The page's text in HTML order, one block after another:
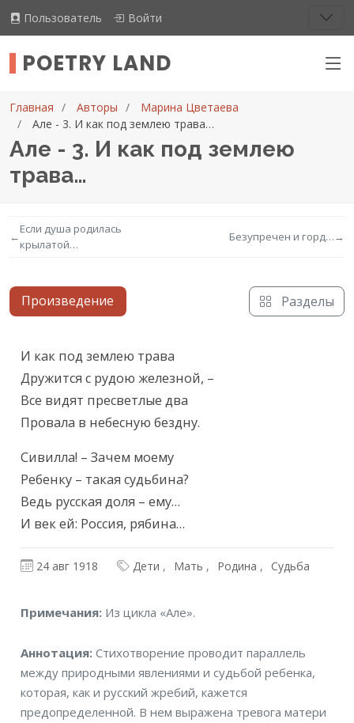
Пользователь Войти
POETRY LAND
Главная Авторы
Марина Цветаева
Але - 3. И как под землею трава…
Але - 3. И как под землею
трава…
←
Если душа родилась
крылатой…
Безупречен и горд…→
Произведение Разделы
Текст произведения
И как под землею трава
Дружится с рудою железной, –
Все видят пресветлые два
Провала в небесную бездну.
Сивилла! – Зачем моему
Ребенку – такая судьбина?
Ведь русская доля – ему…
И век ей: Россия, рябина…
24 авг 1918 Дети Мать Родина Судьба
Примечания
Примечания: Из цикла «Але».
Аннотация
Аннотация:Стихотворение проводит параллель
между природными явлениями и судьбой ребенка,
которая, как и русский жребий, кажется
предопределенной. В нем выражена тревога матери